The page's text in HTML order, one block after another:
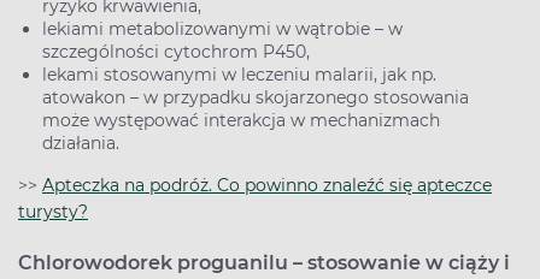
ryzyko krwawienia,
lekiami metabolizowanymi w wątrobie – w
szczególności cytochrom P450,
lekami stosowanymi w leczeniu malarii, jak np.
atowakon – w przypadku skojarzonego stosowania
może występować interakcja w mechanizmach
działania.
>> Apteczka na podróż. Co powinno znaleźć się apteczce
turysty?
Chlorowodorek proguanilu – stosowanie w ciąży i